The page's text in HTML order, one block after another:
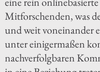
Mitforschenden, was
und weit voneinander
unter einigermaßen
nachverfolgbaren